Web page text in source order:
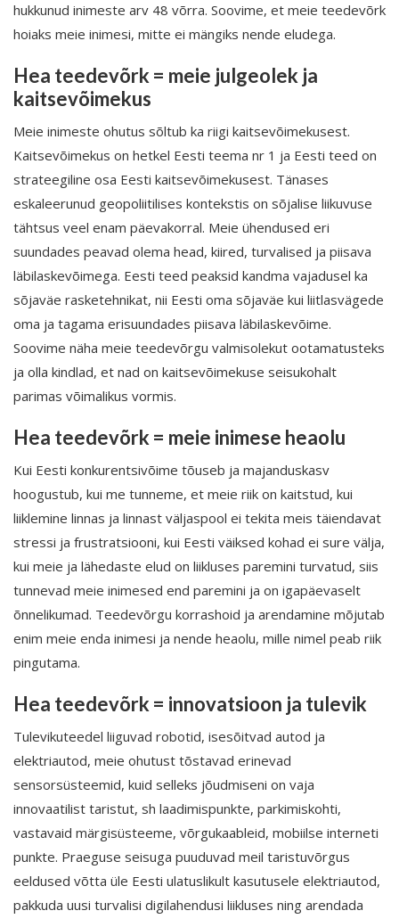
hukkunud inimeste arv 48 võrra. Soovime, et meie teedevõrk
hoiaks meie inimesi, mitte ei mängiks nende eludega.
Hea teedevõrk = meie julgeolek ja
kaitsevõimekus
Meie inimeste ohutus sõltub ka riigi kaitsevõimekusest.
Kaitsevõimekus on hetkel Eesti teema nr 1 ja Eesti teed on
strateegiline osa Eesti kaitsevõimekusest. Tänases
eskaleerunud geopoliitilises kontekstis on sõjalise liikuvuse
tähtsus veel enam päevakorral. Meie ühendused eri
suundades peavad olema head, kiired, turvalised ja piisava
läbilaskevõimega. Eesti teed peaksid kandma vajadusel ka
sõjaväe rasketehnikat, nii Eesti oma sõjaväe kui liitlasvägede
oma ja tagama erisuundades piisava läbilaskevõime.
Soovime näha meie teedevõrgu valmisolekut ootamatusteks
ja olla kindlad, et nad on kaitsevõimekuse seisukohalt
parimas võimalikus vormis.
Hea teedevõrk = meie inimese heaolu
Kui Eesti konkurentsivõime tõuseb ja majanduskasv
hoogustub, kui me tunneme, et meie riik on kaitstud, kui
liiklemine linnas ja linnast väljaspool ei tekita meis täiendavat
stressi ja frustratsiooni, kui Eesti väiksed kohad ei sure välja,
kui meie ja lähedaste elud on liikluses paremini turvatud, siis
tunnevad meie inimesed end paremini ja on igapäevaselt
õnnelikumad. Teedevõrgu korrashoid ja arendamine mõjutab
enim meie enda inimesi ja nende heaolu, mille nimel peab riik
pingutama.
Hea teedevõrk = innovatsioon ja tulevik
Tulevikuteedel liiguvad robotid, isesõitvad autod ja
elektriautod, meie ohutust tõstavad erinevad
sensorsüsteemid, kuid selleks jõudmiseni on vaja
innovaatilist taristut, sh laadimispunkte, parkimiskohti,
vastavaid märgisüsteeme, võrgukaableid, mobiilse interneti
punkte. Praeguse seisuga puuduvad meil taristuvõrgus
eeldused võtta üle Eesti ulatuslikult kasutusele elektriautod,
pakkuda uusi turvalisi digilahendusi liikluses ning arendada